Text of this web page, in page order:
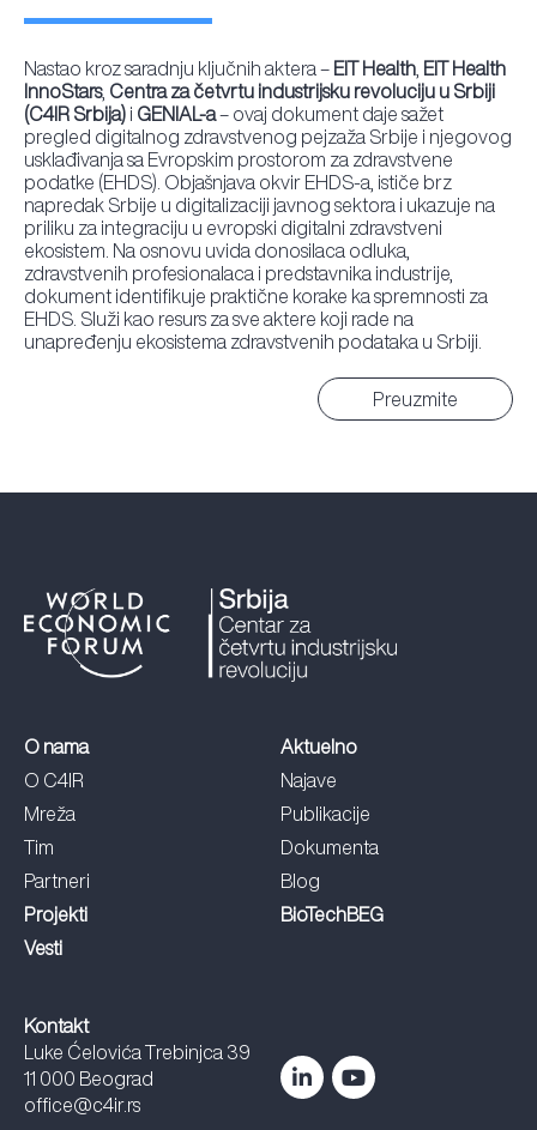
Nastao kroz saradnju ključnih aktera –EIT Health, EIT Health
InnoStars, Centra za četvrtu industrijsku revoluciju u Srbiji
(C4IR Srbija)i GENIAL-a– ovaj dokument daje sažet
pregled digitalnog zdravstvenog pejzaža Srbije i njegovog
usklađivanja sa Evropskim prostorom za zdravstvene
podatke (EHDS). Objašnjava okvir EHDS-a, ističe brz
napredak Srbije u digitalizaciji javnog sektora i ukazuje na
priliku za integraciju u evropski digitalni zdravstveni
ekosistem. Na osnovu uvida donosilaca odluka,
zdravstvenih profesionalaca i predstavnika industrije,
dokument identifikuje praktične korake ka spremnosti za
EHDS. Služi kao resurs za sve aktere koji rade na
unapređenju ekosistema zdravstvenih podataka u Srbiji.
Preuzmite
O nama
O C4IR
Mreža
Tim
Partneri
Projekti
Vesti
Aktuelno
Najave
Publikacije
Dokumenta
Blog
BioTechBEG
Kontakt
Luke Ćelovića Trebinjca 39
11 000 Beograd
office@c4ir.rs